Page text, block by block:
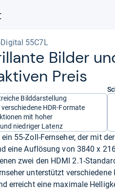
55C7L
Bil­der
Preis
Bilddarstellung
HDR-Formate
mit hoher
niedriger Latenz
55-Zoll-Fernseher, der mit
eine Auflösung von 3840 x
zwei den HDMI 2.1-
unterstützt verschiedene
erreicht eine maximale